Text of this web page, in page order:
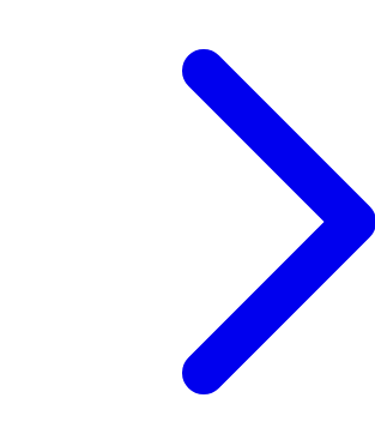
나 미화했던 부분입니다. 저자 제프리 케인
을 '집요하게 파헤친 최초의 추적기'라고 할
조사와 인터뷰를 바탕으로 그동안 세상에
격적인 진실들을 폭로합니다. 예를 들어, 넥
흔들었던 '심각한 위기 목록'의 실체나 국가
등 정보기관과의 은밀한 뒷거래 같은 내용
초로 공개되는 내용입니다. 즉, 이 책은 잡
화가 아닌, 그 성공을 가능하게 했던 처절한
서 이루어진 인간적인 성장에 초점을 맞춰,
브 잡스의 '반쪽'을 완성시켜줍니다. 스티브
있고 진실된 이해를 원하신다면, 《넥스트